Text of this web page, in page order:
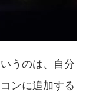
うのは、自分
ンに追加する